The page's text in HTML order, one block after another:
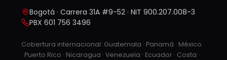
Bogotá · Carrera 31A #9-52 · NIT 900.207.008-3
PBX 601 756 3496
Cobertura internacional: Guatemala · Panamá · México
· Puerto Rico · Nicaragua · Venezuela · Ecuador · Costa